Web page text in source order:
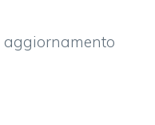
aggiornamento